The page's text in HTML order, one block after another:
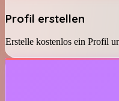
Profil erstellen
Erstelle kostenlos ein Profil